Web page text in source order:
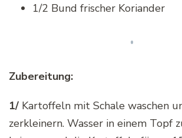
1/2 Bund frischer Koriander
Zubereitung:
1/ Kartoffeln mit Schale waschen
zerkleinern. Wasser in einem Topf